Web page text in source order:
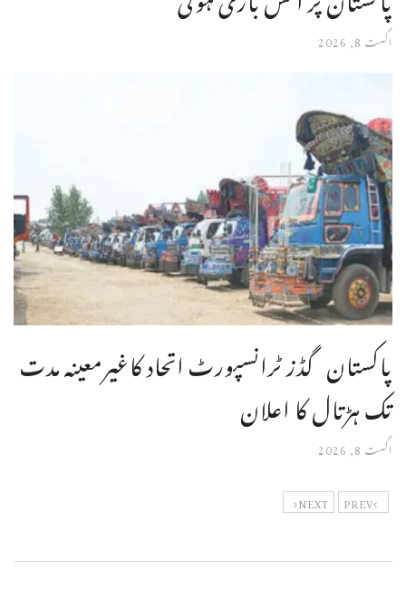
اگست 8, 2026
پاکستان گڈز ٹرانسپورٹ اتحاد کاغیرمعینہ مدت
تک ہڑتال کا اعلان
اگست 8, 2026
PREV
NEXT